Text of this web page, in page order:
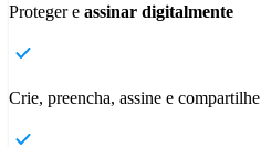
Proteger e assinar digitalmente
Crie, preencha, assine e compartilhe